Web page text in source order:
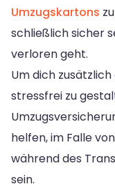
Umzugskartons
schließlich sicher
verloren geht.
Um dich
stressfrei zu
helfen, im Falle
während des
sein.